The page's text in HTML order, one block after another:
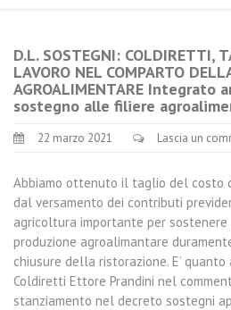
D.L. SOSTEGNI: COLDIRETTI,
LAVORO NEL COMPARTO
AGROALIMENTARE Integrato
sostegno alle filiere
22 marzo 2021 Lascia un
Abbiamo ottenuto il taglio del costo
dal versamento dei contributi
agricoltura importante per
produzione agroalimantare
chiusure della ristorazione. E’
Coldiretti Ettore Prandini nel
stanziamento nel decreto sostegni